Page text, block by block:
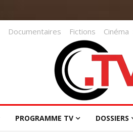
Documentaires Fictions Cinéma
PROGRAMME TV DOSSIERS